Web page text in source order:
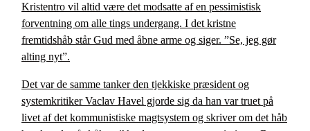
Kristentro vil altid være det modsatte af en pessimistisk
forventning om alle tings undergang. I det kristne
fremtidshåb står Gud med åbne arme og siger. ”Se, jeg gør
alting nyt”.
Det var de samme tanker den tjekkiske præsident og
systemkritiker Vaclav Havel gjorde sig da han var truet på
livet af det kommunistiske magtsystem og skriver om det håb